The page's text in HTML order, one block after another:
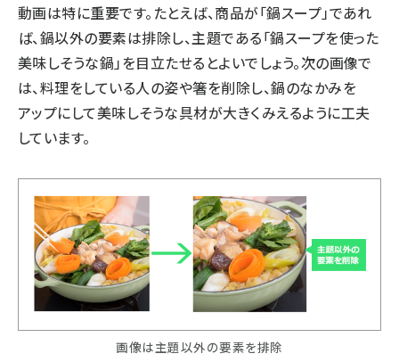
動画は特に重要です。たとえば、商品が「鍋スープ」であれ
ば、鍋以外の要素は排除し、主題である「鍋スープを使った
美味しそうな鍋」を目立たせるとよいでしょう。次の画像で
は、料理をしている人の姿や箸を削除し、鍋のなかみを
アップにして美味しそうな具材が大きくみえるように工夫
しています。
画像は主題以外の要素を排除